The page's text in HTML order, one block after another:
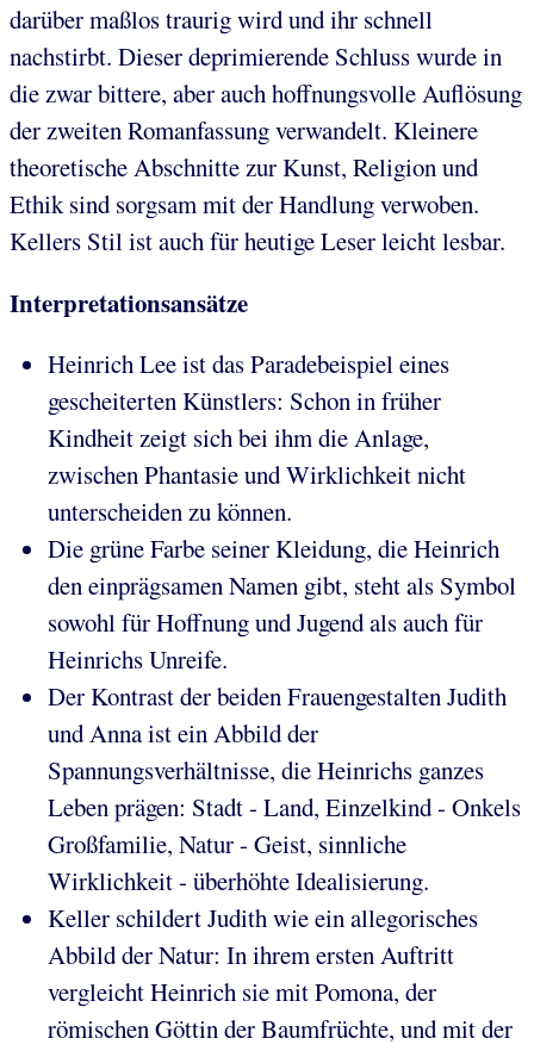
darüber maßlos traurig wird und ihr schnell
nachstirbt. Dieser deprimierende Schluss wurde in
die zwar bittere, aber auch hoffnungsvolle Auflösung
der zweiten Romanfassung verwandelt. Kleinere
theoretische Abschnitte zur Kunst, Religion und
Ethik sind sorgsam mit der Handlung verwoben.
Kellers Stil ist auch für heutige Leser leicht lesbar.
Interpretationsansätze
Heinrich Lee ist das Paradebeispiel eines
gescheiterten Künstlers: Schon in früher
Kindheit zeigt sich bei ihm die Anlage,
zwischen Phantasie und Wirklichkeit nicht
unterscheiden zu können.
Die grüne Farbe seiner Kleidung, die Heinrich
den einprägsamen Namen gibt, steht als Symbol
sowohl für Hoffnung und Jugend als auch für
Heinrichs Unreife.
Der Kontrast der beiden Frauengestalten Judith
und Anna ist ein Abbild der
Spannungsverhältnisse, die Heinrichs ganzes
Leben prägen: Stadt - Land, Einzelkind - Onkels
Großfamilie, Natur - Geist, sinnliche
Wirklichkeit - überhöhte Idealisierung.
Keller schildert Judith wie ein allegorisches
Abbild der Natur: In ihrem ersten Auftritt
vergleicht Heinrich sie mit Pomona, der
römischen Göttin der Baumfrüchte, und mit der